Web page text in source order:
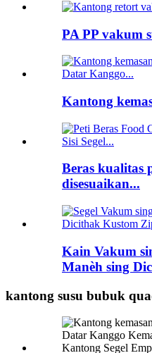
PA PP vakum
Kantong
Beras kualitas
disesuaikan...
Kain Vakum
Manèh sing
kantong susu bubuk